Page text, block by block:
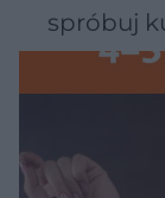
spróbuj
Wawelu